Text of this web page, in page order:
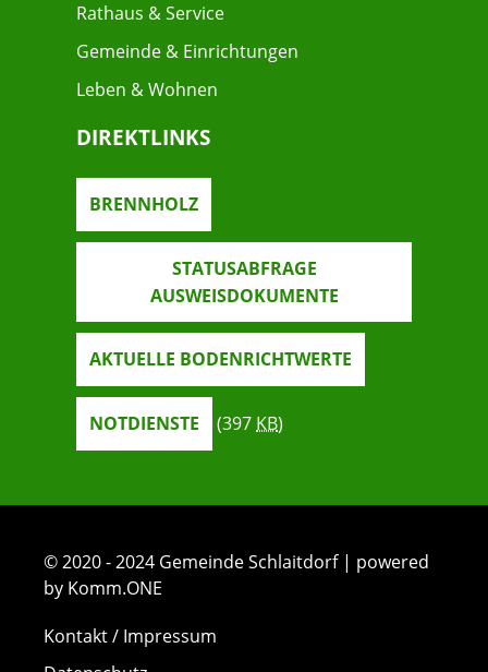
Rathaus & Service
Gemeinde & Einrichtungen
Leben & Wohnen
DIREKTLINKS
BRENNHOLZ
STATUSABFRAGE
AUSWEISDOKUMENTE
AKTUELLE BODENRICHTWERTE
NOTDIENSTE (397 KB)
© 2020 - 2024 Gemeinde Schlaitdorf | powered
by Komm.ONE
Kontakt / Impressum